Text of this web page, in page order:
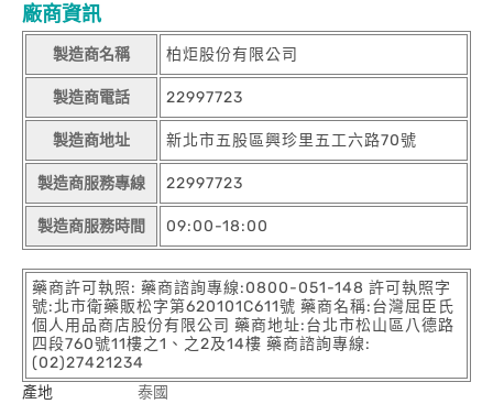
廠商資訊
製造商名稱 柏炬股份有限公司
製造商電話 22997723
製造商地址 新北市五股區興珍里五工六路70號
製造商服務專線 22997723
製造商服務時間 09:00-18:00
藥商許可執照: 藥商諮詢專線:0800-051-148 許可執照字
號:北市衛藥販松字第620101C611號 藥商名稱:台灣屈臣氏
個人用品商店股份有限公司 藥商地址:台北市松山區八德路
四段760號11樓之1、之2及14樓 藥商諮詢專線:
(02)27421234
產地
泰國